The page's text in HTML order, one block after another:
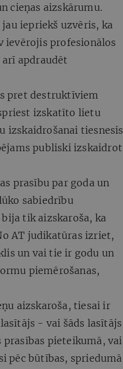
cieņas aizskārumu.
iepriekš uzvēris, ka
ievērojis profesionālos
apdraudēt
pret destruktīviem
izskatīto lietu
izskaidrošanai tiesnesis
publiski izskaidrot
prasību par goda un
sabiedrību
tik aizskaroša, ka
AT judikatūras izriet,
un vai tie ir godu un
piemērošanas,
aizskaroša, tiesai ir
- vai šāds lasītājs
pieteikumā, vai
pēc būtības, spriedumā